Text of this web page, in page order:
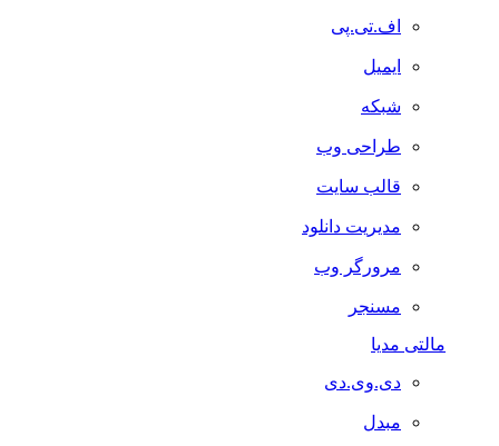
اف.تی.پی
ایمیل
شبکه
طراحی وب
قالب سایت
مدیریت دانلود
مرورگر وب
مسنجر
مالتی مدیا
دی.وی.دی
مبدل